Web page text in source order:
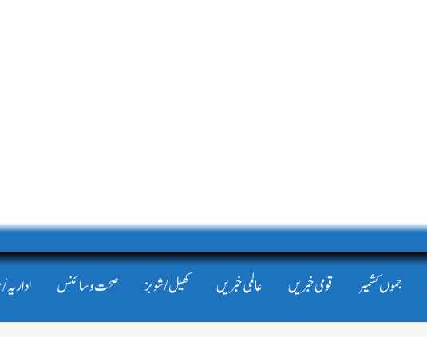
جموں کشمیر قومی خبریں عالمی خبریں کھیل/شوبز صحت و سائنس